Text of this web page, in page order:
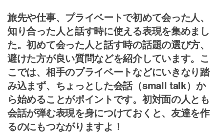
旅先や仕事、プライベートで初めて会った人、
知り合った人と話す時に使える表現を集めまし
た。初めて会った人と話す時の話題の選び方、
避けた方が良い質問などを紹介しています。こ
こでは、相手のプライベートなどにいきなり踏
み込まず、ちょっとした会話（small talk）か
ら始めることがポイントです。初対面の人とも
会話が弾む表現を身につけておくと、友達を作
るのにもつながりますよ！